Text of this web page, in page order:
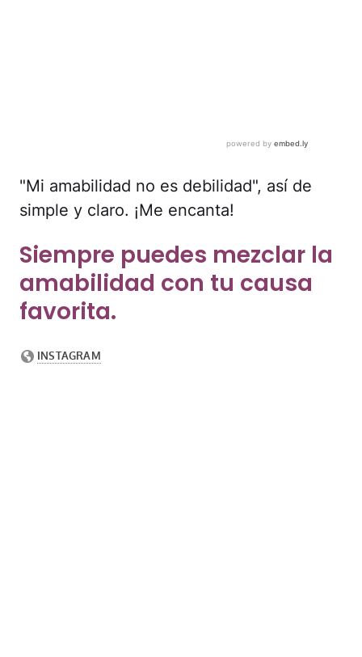
"Mi amabilidad no es debilidad", así de
simple y claro. ¡Me encanta!
Siempre puedes mezclar la
amabilidad con tu causa
favorita.